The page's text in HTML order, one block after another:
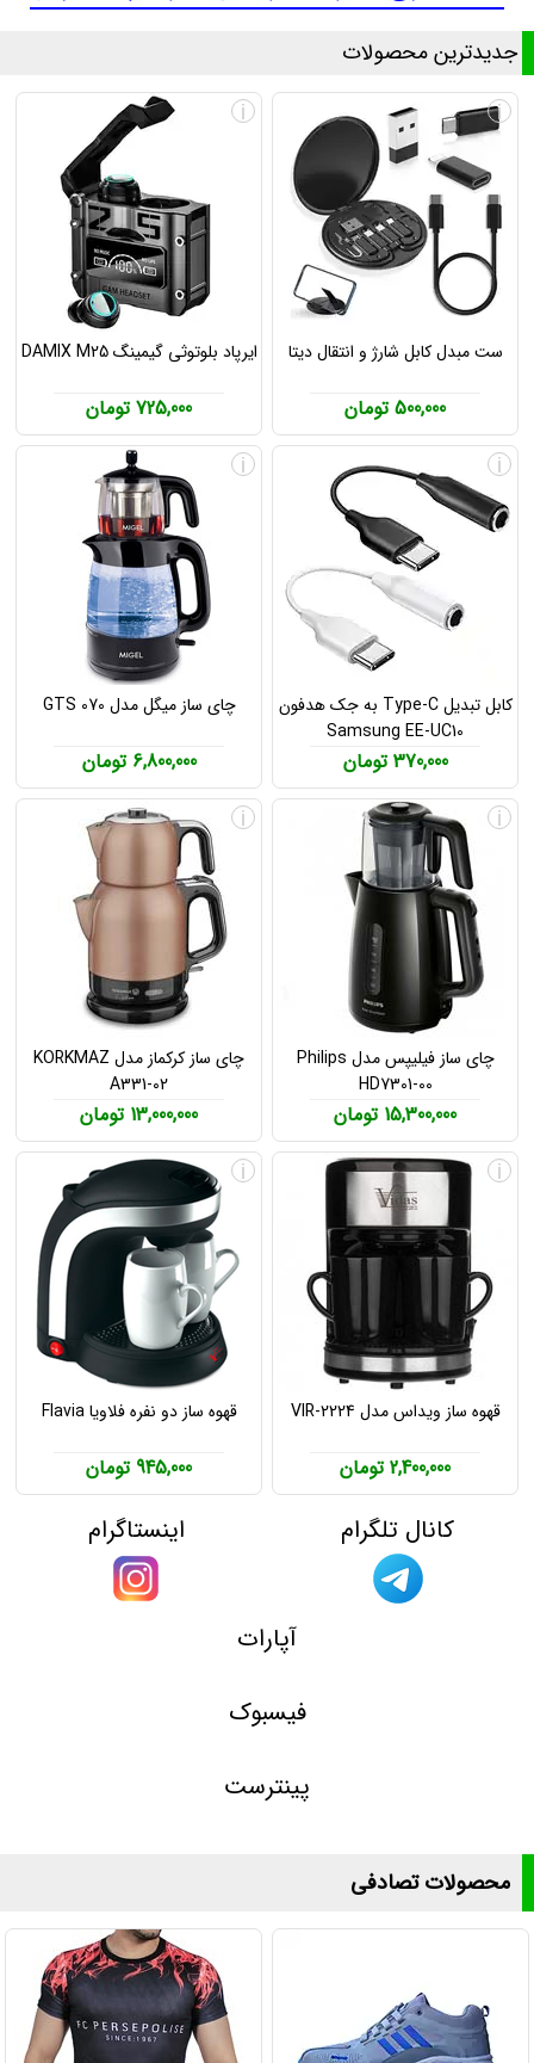
جدیدترین محصولات
ست مبدل کابل شارژ و انتقال دیتا
500,000 تومان
i
ایرپاد بلوتوثی گیمینگ DAMIX M25
725,000 تومان
i
کابل تبدیل Type-C به جک هدفون
Samsung EE-UC10
370,000 تومان
i
چای ساز میگل مدل GTS 070
6,800,000 تومان
i
چای ساز فیلیپس مدل Philips
HD7301-00
15,300,000 تومان
i
چای ساز کرکماز مدل KORKMAZ
A331-02
13,000,000 تومان
i
قهوه ساز ویداس مدل VIR-2224
2,400,000 تومان
i
قهوه ساز دو نفره فلاویا Flavia
945,000 تومان
i
کانال تلگرام اینستاگرام
آپارات
فیسبوک
پینترست
محصولات تصادفی